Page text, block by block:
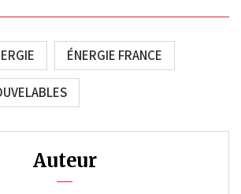
ÉNERGIE FRANCE
Auteur